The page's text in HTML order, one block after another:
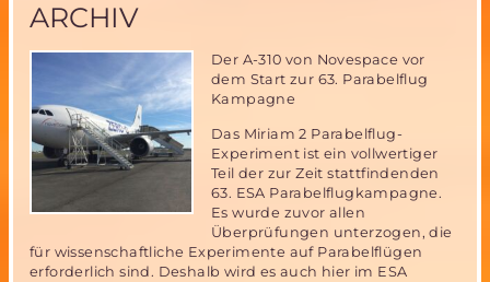
ARCHIV
Der A-310 von Novespace vor
dem Start zur 63. Parabelflug
Kampagne
Das Miriam 2 Parabelflug-
Experiment ist ein vollwertiger
Teil der zur Zeit stattfindenden
63. ESA Parabelflugkampagne.
Es wurde zuvor allen
Überprüfungen unterzogen, die
für wissenschaftliche Experimente auf Parabelflügen
erforderlich sind. Deshalb wird es auch hier im ESA